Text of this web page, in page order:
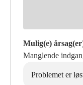
Mulig(e)
Manglende
Problemet er